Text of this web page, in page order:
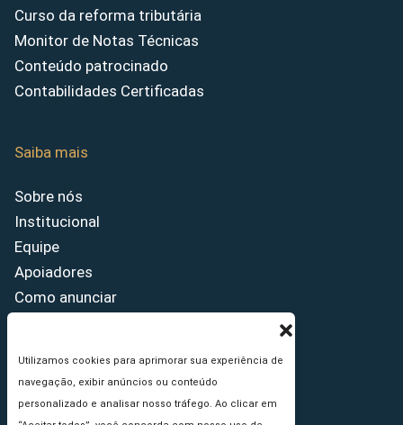
Utilizamos cookies para aprimorar sua experiência de
navegação, exibir anúncios ou conteúdo
personalizado e analisar nosso tráfego. Ao clicar em
Curso da reforma tributária
Monitor de Notas Técnicas
Conteúdo patrocinado
Contabilidades Certificadas
Saiba mais
Sobre nós
Institucional
Equipe
Apoiadores
Como anunciar
Princípios Editoriais